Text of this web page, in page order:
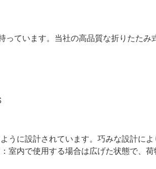
ています。当社の高品質な折りたたみ
うに設計されています。巧みな設計に
室内で使用する場合は広げた状態で、